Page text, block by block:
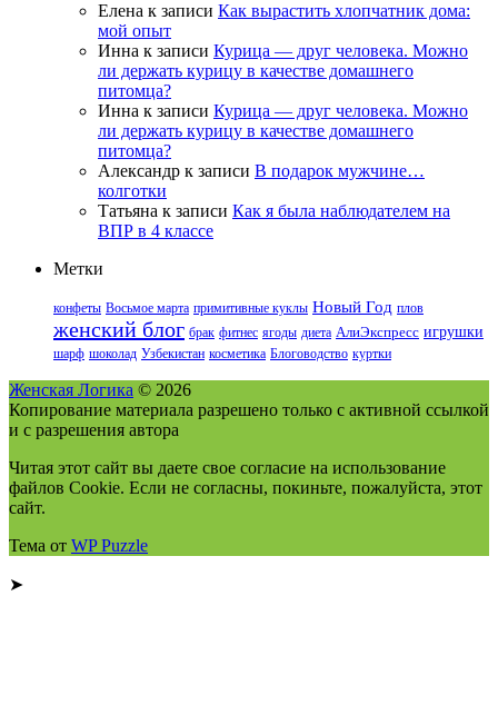
Елена к записи Как вырастить хлопчатник дома:
мой опыт
Инна к записи Курица — друг человека. Можно
ли держать курицу в качестве домашнего
питомца?
Инна к записи Курица — друг человека. Можно
ли держать курицу в качестве домашнего
питомца?
Александр к записи В подарок мужчине…
колготки
Татьяна к записи Как я была наблюдателем на
ВПР в 4 классе
Метки
конфеты Восьмое марта примитивные куклы Новый Год плов
женский блог брак фитнес ягоды диета АлиЭкспресс игрушки
шарф шоколад Узбекистан косметика Блоговодство куртки
Женская Логика © 2026
Копирование материала разрешено только с активной ссылкой
и с разрешения автора
Читая этот сайт вы даете свое согласие на использование
файлов Cookie. Если не согласны, покиньте, пожалуйста, этот
сайт.
Тема от WP Puzzle
➤